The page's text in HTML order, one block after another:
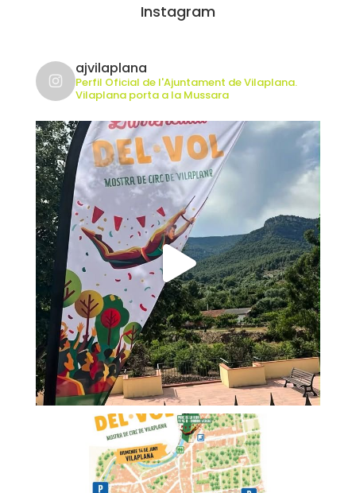
Instagram
ajvilaplana
Perfil Oficial de l'Ajuntament de Vilaplana.
Vilaplana porta a la Mussara